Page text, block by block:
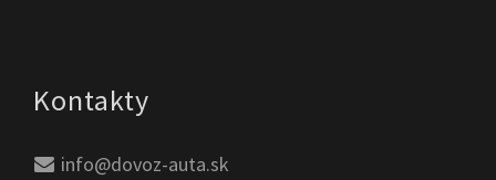
Kontakty
info@dovoz-auta.sk